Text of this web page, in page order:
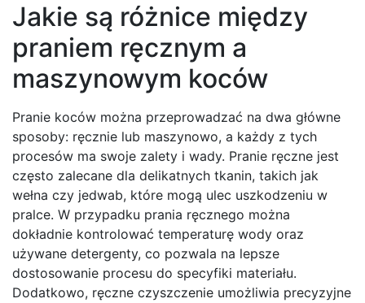
Jakie są różnice między
praniem ręcznym a
maszynowym koców
Pranie koców można przeprowadzać na dwa główne
sposoby: ręcznie lub maszynowo, a każdy z tych
procesów ma swoje zalety i wady. Pranie ręczne jest
często zalecane dla delikatnych tkanin, takich jak
wełna czy jedwab, które mogą ulec uszkodzeniu w
pralce. W przypadku prania ręcznego można
dokładnie kontrolować temperaturę wody oraz
używane detergenty, co pozwala na lepsze
dostosowanie procesu do specyfiki materiału.
Dodatkowo, ręczne czyszczenie umożliwia precyzyjne